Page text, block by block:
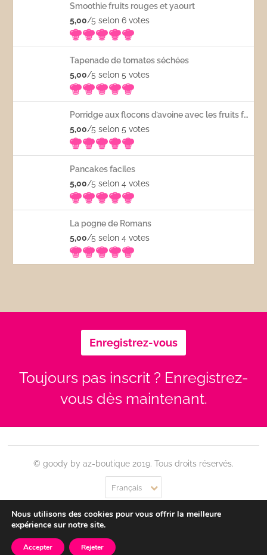
Smoothie fruits rouges et yaourt
5,00/5 selon 6votes
Tapenade de tomates séchées
5,00/5 selon 5votes
Porridge aux flocons d’avoine avec les fruits frais
5,00/5 selon 5votes
Pancakes faciles
5,00/5 selon 4votes
La pogne de Romans
5,00/5 selon 4votes
Enregistrez-vous
Toujours pas inscrit ? Enregistrez-
vous dès maintenant.
© goody by az-boutique 2019. Tous droits réservés.
Français
Contact Se connecter Confidentialité CGU
Nous utilisons des cookies pour vous offrir la meilleure
expérience sur notre site.
Accepter Rejeter